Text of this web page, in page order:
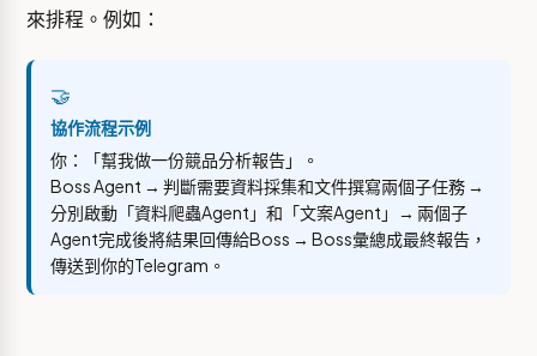
來排程。例如：
🤝
協作流程示例
你：「幫我做一份競品分析報告」。
Boss Agent → 判斷需要資料採集和文件撰寫兩個子任務 →
分別啟動「資料爬蟲Agent」和「文案Agent」→ 兩個子
Agent完成後將結果回傳給Boss → Boss彙總成最終報告，
傳送到你的Telegram。